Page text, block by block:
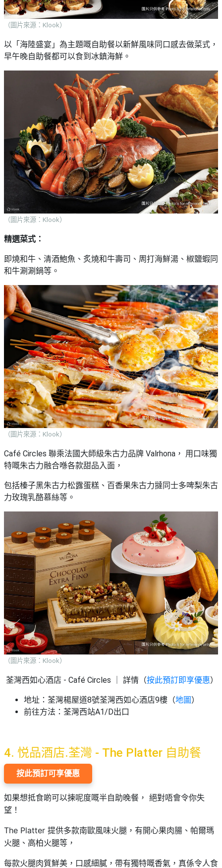
（圖片來源：Klook）
以「海陸盛宴」為主題嘅自助餐以新鮮風味同口感去做菜式，
早午晚自助餐都可以食到冰鎮海鮮。
（圖片來源：Klook）
精選菜式：
即燒和牛、清酒鮑魚、炙燒和牛壽司、周打海鮮湯、椒鹽蝦同
和牛涮涮鍋等。
（圖片來源：Klook）
Café Circles 聯乘法國大師級朱古力品牌 Valrhona， 用口味獨
特嘅朱古力融合喺各款甜品入面，
包括榛子黑朱古力松露蛋糕、百香果朱古力撻同士多啤梨朱古
力玫瑰乳酪慕絲等。
（圖片來源：Klook）
荃灣西如心酒店 - Café Circles ｜ 詳情（按此預訂即享優惠）
地址：荃灣楊屋道8號荃灣西如心酒店9樓（地圖）
前往方法：荃灣西站A1/D出口
4. 悦品酒店.荃灣 - The Platter 自助餐
按此預訂可享優惠
如果想抵食啲可以揀呢度嘅半自助晚餐， 絕對唔會令你失
望！
The Platter 提供多款南歐風味火腿，有開心果肉腸、帕爾瑪
火腿、高柏火腿等，
每款火腿肉質鮮美，口感細膩，帶有獨特嘅香氣，真係令人食